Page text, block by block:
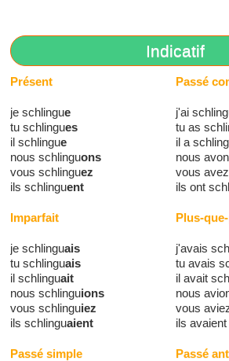
Indicatif
Présent
je schlingue
tu schlingues
il schlingue
nous schlinguons
vous schlinguez
ils schlinguent
Passé
j'ai
tu as
il a
nous
vous
ils ont
Imparfait
je schlinguais
tu schlinguais
il schlinguait
nous schlinguions
vous schlinguiez
ils schlinguaient
Plus-
j'avais
tu avais
il avait
nous
vous
ils
Passé simple Passé